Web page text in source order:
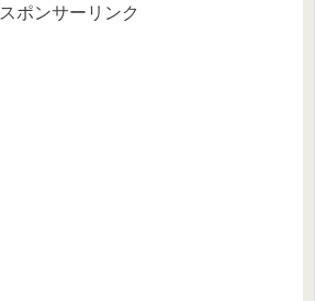
スポンサーリンク